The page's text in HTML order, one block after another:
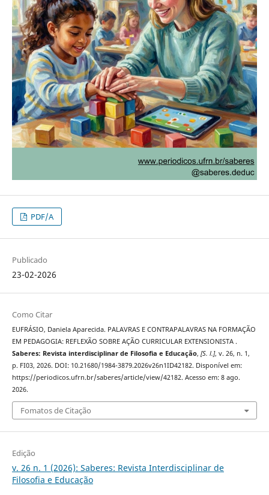
PDF/A
Publicado
23-02-2026
Como Citar
EUFRÁSIO, Daniela Aparecida. PALAVRAS E CONTRAPALAVRAS NA FORMAÇÃO
EM PEDAGOGIA: REFLEXÃO SOBRE AÇÃO CURRICULAR EXTENSIONISTA .
Saberes: Revista interdisciplinar de Filosofia e Educação, [S. l.], v. 26, n. 1,
p. FI03, 2026. DOI: 10.21680/1984-3879.2026v26n1ID42182. Disponível em:
https://periodicos.ufrn.br/saberes/article/view/42182. Acesso em: 8 ago.
2026.
Fomatos de Citação
Edição
v. 26 n. 1 (2026): Saberes: Revista Interdisciplinar de
Filosofia e Educação